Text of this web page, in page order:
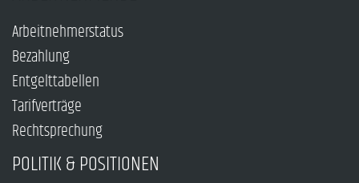
Arbeitnehmerstatus
Bezahlung
Entgelttabellen
Tarifverträge
Rechtsprechung
POLITIK & POSITIONEN